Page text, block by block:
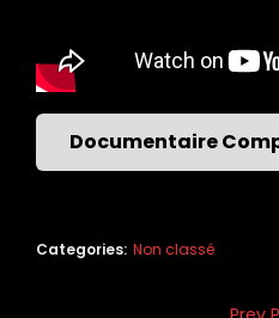
Documentaire
Categories: Non classé